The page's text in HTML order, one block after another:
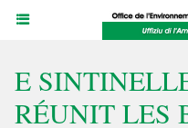
E
RÉUNIT LES